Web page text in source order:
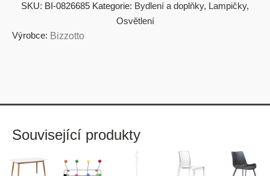
SKU: BI-0826685 Kategorie: Bydlení a doplňky, Lampičky,
Osvětlení
Výrobce: Bizzotto
Související produkty